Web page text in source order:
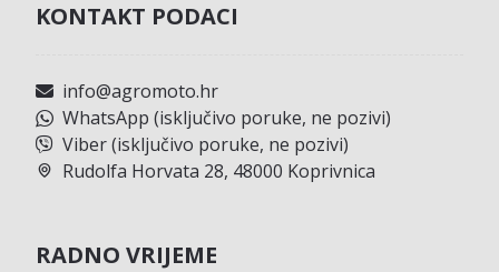
KONTAKT PODACI
info@agromoto.hr
WhatsApp (isključivo poruke, ne pozivi)
Viber (isključivo poruke, ne pozivi)
Rudolfa Horvata 28, 48000 Koprivnica
RADNO VRIJEME